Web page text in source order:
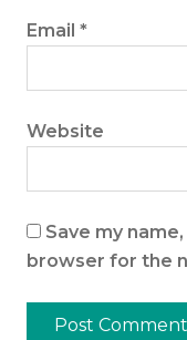
Email *
Website
Save my
browser for the